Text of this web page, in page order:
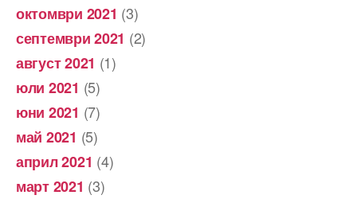
октомври 2021 (3)
септември 2021 (2)
август 2021 (1)
юли 2021 (5)
юни 2021 (7)
май 2021 (5)
април 2021 (4)
март 2021 (3)